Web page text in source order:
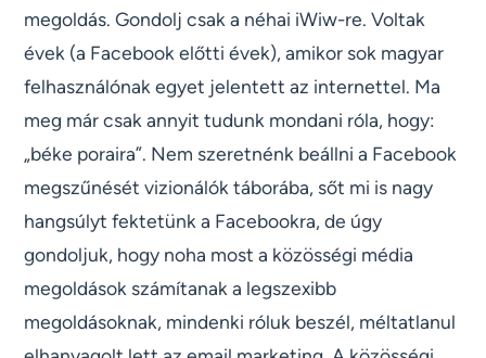
megoldás. Gondolj csak a néhai iWiw-re. Voltak
évek (a Facebook előtti évek), amikor sok magyar
felhasználónak egyet jelentett az internettel. Ma
meg már csak annyit tudunk mondani róla, hogy:
„béke poraira”. Nem szeretnénk beállni a Facebook
megszűnését vizionálók táborába, sőt mi is nagy
hangsúlyt fektetünk a Facebookra, de úgy
gondoljuk, hogy noha most a közösségi média
megoldások számítanak a legszexibb
megoldásoknak, mindenki róluk beszél, méltatlanul